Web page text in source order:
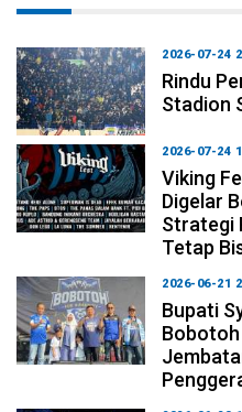
2026-07-24
Rindu
Stadion
2026-07-24
Viking
Digelar
Strategi
Tetap
2026-06-21
Bupati